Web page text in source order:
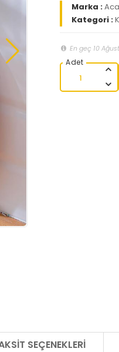
Marka :
Kategori :
En geç 10
SEÇENEKLERI